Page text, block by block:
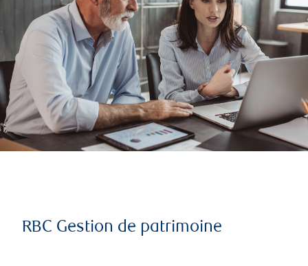
RBC Gestion de patrimoine